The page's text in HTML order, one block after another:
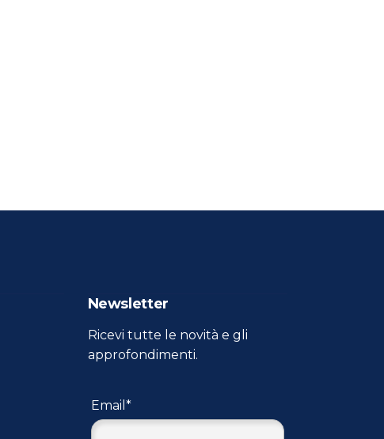
Newsletter
Ricevi tutte le novità e gli
approfondimenti.
Email*